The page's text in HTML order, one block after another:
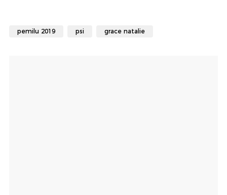
pemilu 2019 psi grace natalie